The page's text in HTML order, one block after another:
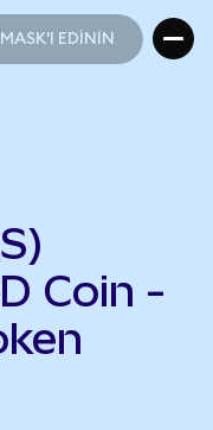
EDİNİN
Coin -